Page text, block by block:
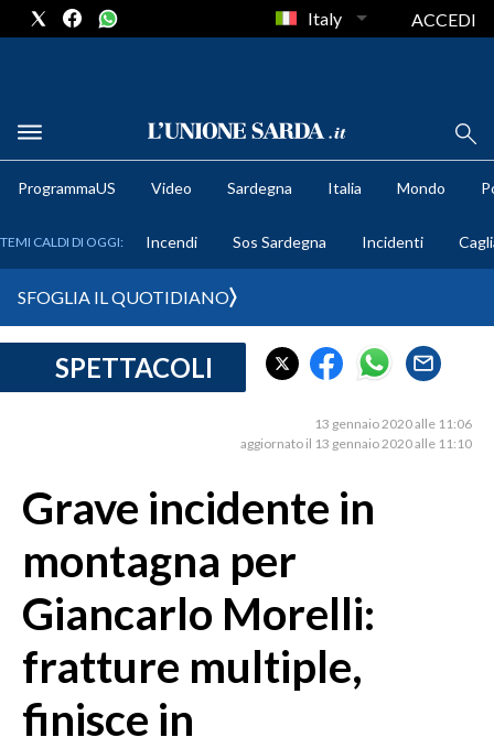
METEO
CRONACA SARDEGNA
MEDIO CAMPIDANO
SASSARI E PROVINCIA
GALLURA
NUORO E PROVINCIA
OGLIASTRA
AGENDA
Italy ACCEDI
ProgrammaUS Video Sardegna Italia Mondo
TEMI CALDI DI OGGI: Incendi Sos Sardegna Incidenti
SFOGLIA IL QUOTIDIANO
SPETTACOLI
13 gennaio 2020 alle 11:06
aggiornato il 13 gennaio 2020 alle 11:10
Grave incidente in
montagna per
Giancarlo Morelli:
fratture multiple,
finisce in